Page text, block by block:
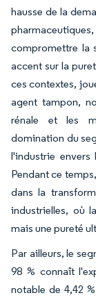
hausse de la
compromettre la
accent sur la
ces contextes,
agent tampon,
rénale et les
domination du
l'industrie
Pendant ce
dans la
industrielles, où
mais une pureté
Par ailleurs, le
98 % connaît
notable de 4,42